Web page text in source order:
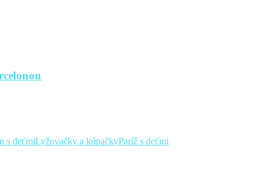
s deťmiLyžovačky a kúpačkyParíž s deťmi